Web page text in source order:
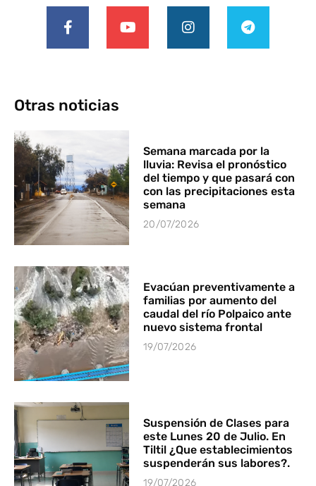
Otras noticias
Semana marcada por la
lluvia: Revisa el pronóstico
del tiempo y que pasará con
con las precipitaciones esta
semana
20/07/2026
Evacúan preventivamente a
familias por aumento del
caudal del río Polpaico ante
nuevo sistema frontal
19/07/2026
Suspensión de Clases para
este Lunes 20 de Julio. En
Tiltil ¿Que establecimientos
suspenderán sus labores?.
19/07/2026